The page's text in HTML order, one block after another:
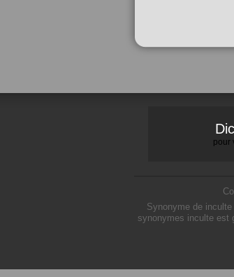
pour
Synonyme de
synonymes inculte est